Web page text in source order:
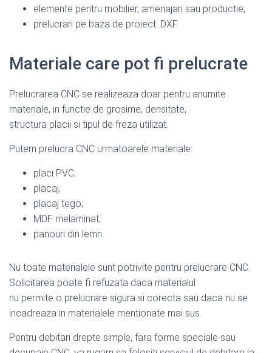
elemente pentru mobilier, amenajari sau productie;
prelucrari pe baza de proiect .DXF.
Materiale care pot fi prelucrate
Prelucrarea CNC se realizeaza doar pentru anumite
materiale, in functie de grosime, densitate,
structura placii si tipul de freza utilizat.
Putem prelucra CNC urmatoarele materiale:
placi PVC;
placaj;
placaj tego;
MDF melaminat;
panouri din lemn.
Nu toate materialele sunt potrivite pentru prelucrare CNC.
Solicitarea poate fi refuzata daca materialul
nu permite o prelucrare sigura si corecta sau daca nu se
incadreaza in materialele mentionate mai sus.
Pentru debitari drepte simple, fara forme speciale sau